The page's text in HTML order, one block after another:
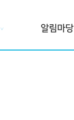
∨ 알림마당